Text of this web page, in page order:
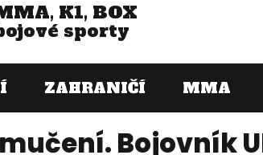
K1, BOX
sporty
ZAHRANIČÍ MMA
Bojovník